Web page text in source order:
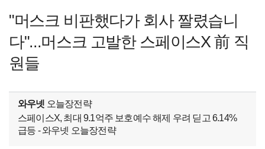
"머스크 비판했다가 회사 짤렸습니
다"...머스크 고발한 스페이스X 前 직
원들
와우넷 오늘장전략
스페이스X, 최대 9.1억주 보호예수 해제 우려 딛고 6.14%
급등 - 와우넷 오늘장전략